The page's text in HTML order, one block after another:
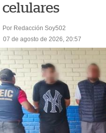
celulares
Por Redacción Soy502
07 de agosto de 2026, 20:57